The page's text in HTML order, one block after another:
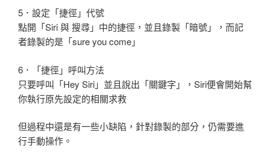
5．設定「捷徑」代號
點開「Siri 與 搜尋」中的捷徑，並且錄製「暗號」，而記
者錄製的是「sure you come」
6．「捷徑」呼叫方法
只要呼叫「Hey Siri」並且說出「關鍵字」，Siri便會開始幫
你執行原先設定的相關求救
但過程中還是有一些小缺陷，針對錄製的部分，仍需要進
行手動操作。